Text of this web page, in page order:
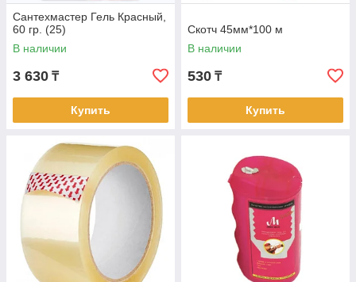
Сантехмастер Гель Красный,
60 гр. (25)
В наличии
3 630 ₸
Купить
Скотч 45мм*100 м
В наличии
530 ₸
Купить